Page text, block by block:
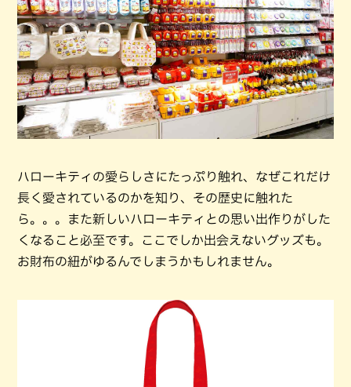
ハローキティの愛らしさにたっぷり触れ、なぜこれだけ
長く愛されているのかを知り、その歴史に触れた
ら。。。また新しいハローキティとの思い出作りがした
くなること必至です。ここでしか出会えないグッズも。
お財布の紐がゆるんでしまうかもしれません。